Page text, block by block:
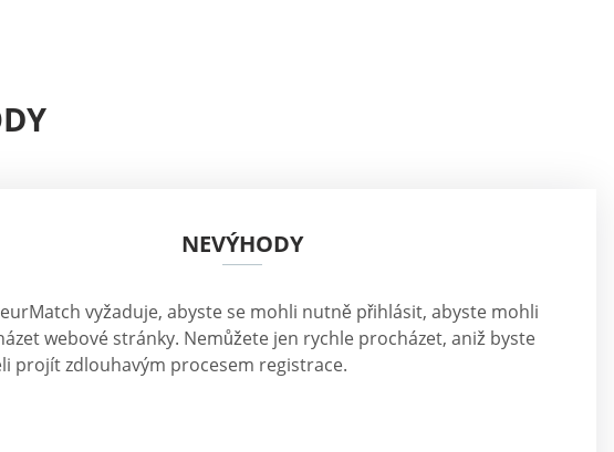
NEVÝHODY
vyžaduje, abyste se mohli nutně přihlásit, abyste mohli
webové stránky. Nemůžete jen rychle procházet, aniž byste
projít zdlouhavým procesem registrace.